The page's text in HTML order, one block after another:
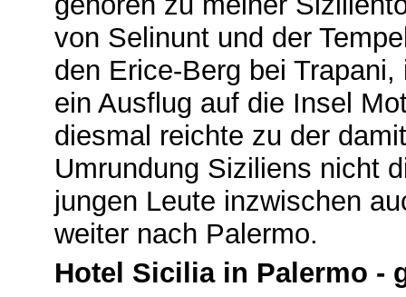
von Selinunt und der
den Erice-Berg bei
ein Ausflug auf die Insel
diesmal reichte zu der
Umrundung Siziliens nicht
jungen Leute inzwischen
weiter nach Palermo.
Hotel Sicilia in Palermo -